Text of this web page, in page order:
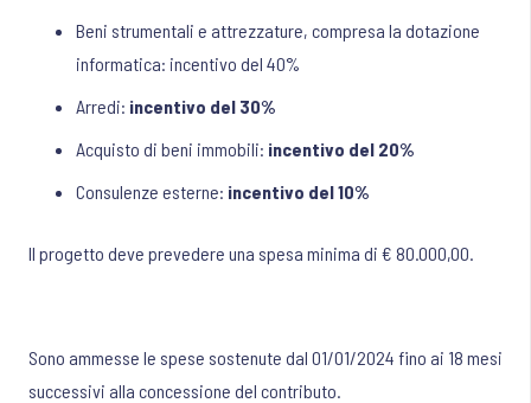
Beni strumentali e attrezzature, compresa la dotazione
informatica: incentivo del 40%
Arredi: incentivo del 30%
Acquisto di beni immobili: incentivo del 20%
Consulenze esterne: incentivo del 10%
Il progetto deve prevedere una spesa minima di € 80.000,00.
Sono ammesse le spese sostenute dal 01/01/2024 fino ai 18 mesi
successivi alla concessione del contributo.